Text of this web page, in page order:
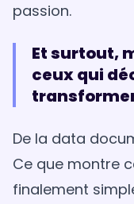
passion.
Et surtout,
ceux qui
De la data
Ce que montre
finalement